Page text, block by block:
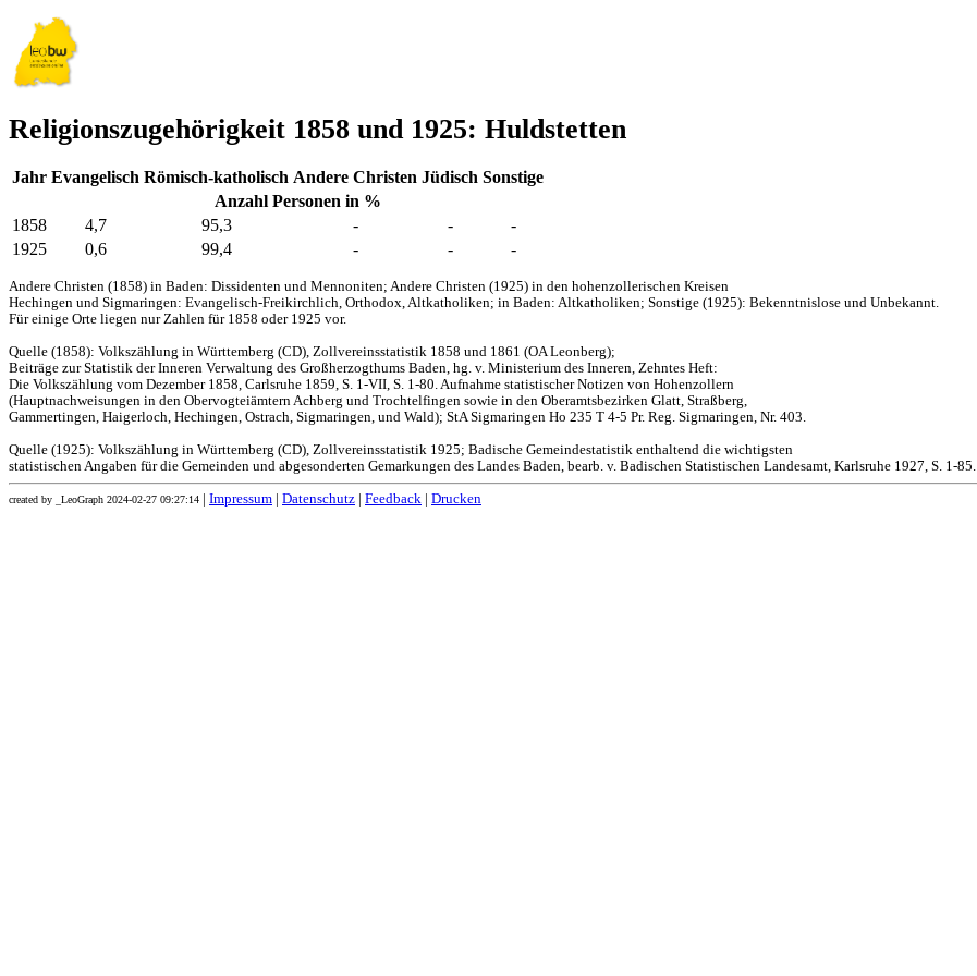
Religionszugehörigkeit 1858 und 1925: Huldstetten
Jahr Evangelisch Römisch-katholisch Andere Christen Jüdisch Sonstige
Anzahl Personen in %
1858
4,7 95,3 - -
-
1925
0,6 99,4 - - -
Andere Christen (1858) in Baden: Dissidenten und Mennoniten; Andere Christen (1925) in den hohenzollerischen Kreisen
Hechingen und Sigmaringen: Evangelisch-Freikirchlich, Orthodox, Altkatholiken; in Baden: Altkatholiken; Sonstige (1925): Bekenntnislose und Unbekannt.
Für einige Orte liegen nur Zahlen für 1858 oder 1925 vor.
Quelle (1858): Volkszählung in Württemberg (CD), Zollvereinsstatistik 1858 und 1861 (OA Leonberg);
Beiträge zur Statistik der Inneren Verwaltung des Großherzogthums Baden, hg. v. Ministerium des Inneren, Zehntes Heft:
Die Volkszählung vom Dezember 1858, Carlsruhe 1859, S. 1-VII, S. 1-80. Aufnahme statistischer Notizen von Hohenzollern
(Hauptnachweisungen in den Obervogteiämtern Achberg und Trochtelfingen sowie in den Oberamtsbezirken Glatt, Straßberg,
Gammertingen, Haigerloch, Hechingen, Ostrach, Sigmaringen, und Wald); StA Sigmaringen Ho 235 T 4-5 Pr. Reg. Sigmaringen, Nr. 403.
Quelle (1925): Volkszählung in Württemberg (CD), Zollvereinsstatistik 1925; Badische Gemeindestatistik enthaltend die wichtigsten
statistischen Angaben für die Gemeinden und abgesonderten Gemarkungen des Landes Baden, bearb. v. Badischen Statistischen Landesamt, Karlsruhe 1927, S. 1-85.
created by _LeoGraph 2024-02-27 09:27:14 Impressum Datenschutz Feedback Drucken